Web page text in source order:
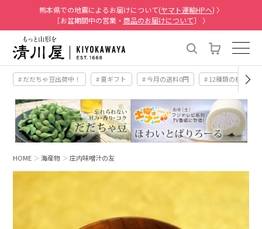
熊本県での地震によるお届けについて(ヤマト運輸HPへ) 〉
［お盆期間中の営業・ 商品のお届けについて］ 〉
# だだちゃ豆出荷中！ # 夏ギフト # 今月の送料0円 # 12種類の桃
HOME 海産物 庄内味噌汁の友